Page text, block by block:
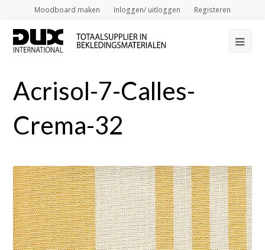
Moodboard maken Inloggen/ uitloggen Registeren
Acrisol-7-Calles-
Crema-32